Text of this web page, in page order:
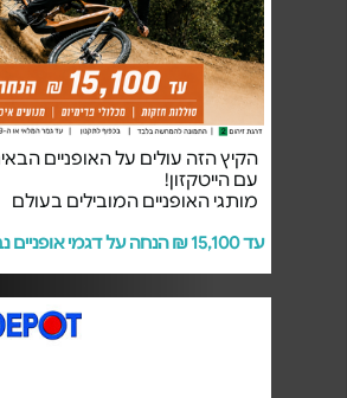
הקיץ הזה עולים על האופניים
עם הייטקזון!
מותגי האופניים המובילים בעולם
עד 15,100 ₪ הנחה על דגמי אופניים נבחרים